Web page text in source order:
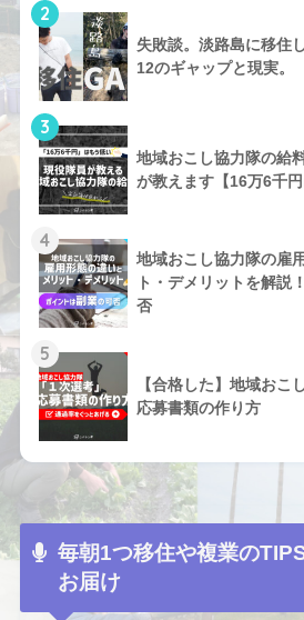
2
失敗談。淡路島に移住
12のギャップと現実。
3
地域おこし協力隊の給
が教えます【16万6千円
4
地域おこし協力隊の雇
ト・デメリットを解説
否
5
【合格した】地域おこ
応募書類の作り方
毎朝1つ移住や複業の
お届け